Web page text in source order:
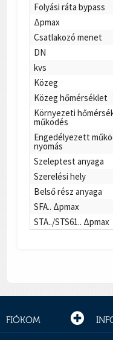
Folyási ráta bypass
Δpmax
Csatlakozó menet
DN
kvs
Közeg
Közeg hőmérséklet
Környezeti
működés
Engedélyezett
nyomás
Szeleptest anyaga
Szerelési hely
Belső rész anyaga
SFA.. Δpmax
STA../STS61.. Δpmax
FIÓKOM